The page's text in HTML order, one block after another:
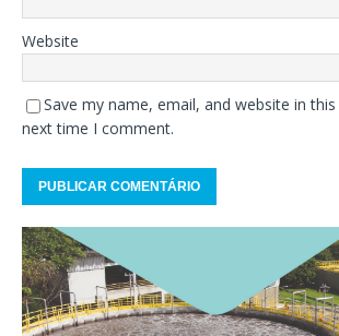
Website
Save my name, email, and website in
next time I comment.